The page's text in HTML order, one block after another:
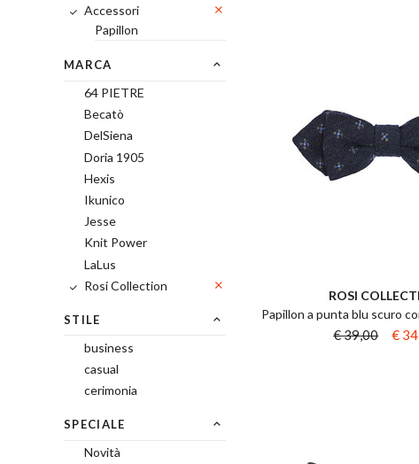
Accessori
Papillon
MARCA
64 PIETRE
Becatò
DelSiena
Doria 1905
Hexis
Ikunico
Jesse
Knit Power
LaLus
Rosi Collection
STILE
business
casual
cerimonia
SPECIALE
Novità
ROSI
Papillon a punta blu scuro
€ 39,00 €